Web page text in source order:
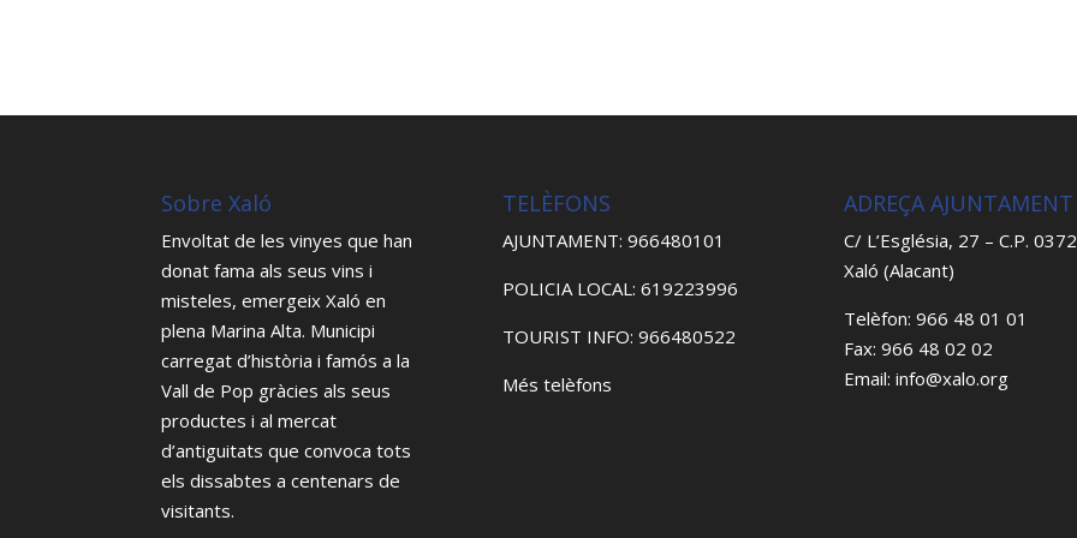
Sobre Xaló
Envoltat de les vinyes que han
donat fama als seus vins i
misteles, emergeix Xaló en
plena Marina Alta. Municipi
carregat d’història i famós a la
Vall de Pop gràcies als seus
productes i al mercat
d’antiguitats que convoca tots
els dissabtes a centenars de
visitants.
TELÈFONS
AJUNTAMENT: 966480101
POLICIA LOCAL: 619223996
TOURIST INFO: 966480522
Més telèfons
ADREÇA AJUNTAMENT
C/ L’Església, 27 – C.P.
Xaló (Alacant)
Telèfon: 966 48 01 01
Fax: 966 48 02 02
Email: info@xalo.org